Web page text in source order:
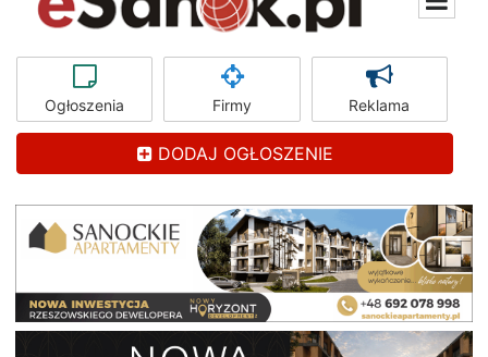
Ogłoszenia Firmy Reklama
DODAJ OGŁOSZENIE